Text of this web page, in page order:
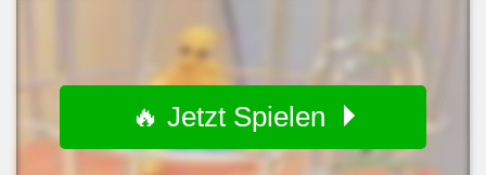
🔥 Jetzt Spielen